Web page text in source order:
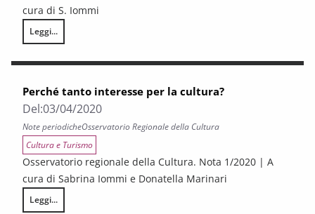
cura di S. Iommi
Leggi...
Gli impatti sulle attività culturali delle misure restrittive dovuto al
Perché tanto interesse per la cultura?
Del:03/04/2020
Note periodicheOsservatorio Regionale della Cultura
Cultura e Turismo
Osservatorio regionale della Cultura. Nota 1/2020 | A
cura di Sabrina Iommi e Donatella Marinari
Leggi...
Perché tanto interesse per la cultura?